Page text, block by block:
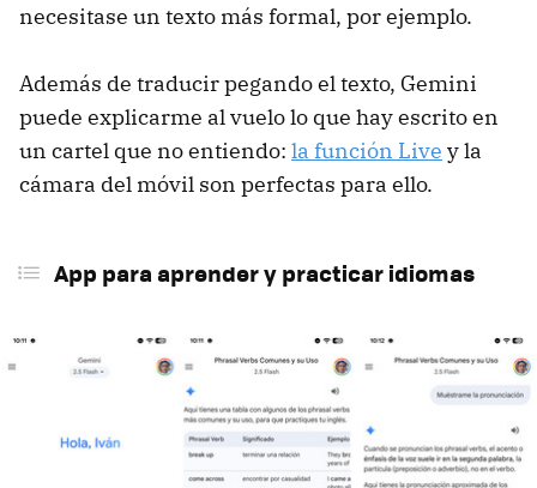
necesitase un texto más formal, por ejemplo.
Además de traducir pegando el texto, Gemini
puede explicarme al vuelo lo que hay escrito en
un cartel que no entiendo: la función Live y la
cámara del móvil son perfectas para ello.
App para aprender y practicar idiomas